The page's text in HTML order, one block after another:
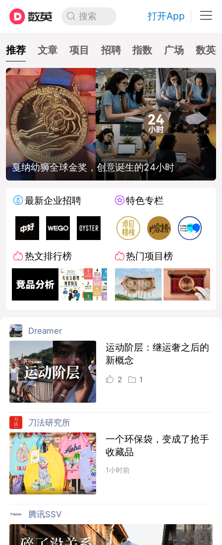
搜索 打开App
推荐 文章 项目 招聘 指数 广场 数英
戛纳幼狮全球金奖，创意诞生的24小时
最新企业招聘
热文排行榜
特色专栏
热门项目榜
Dreamer
运动阶层：继运奢之后的
新概念
2 1
刀法研究所
一个环保袋，变成了抢手
收藏品
1小时前
腾讯SSV